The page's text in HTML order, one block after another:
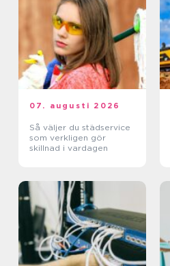
07. augusti 2026
Så väljer du städservice
som verkligen gör
skillnad i vardagen